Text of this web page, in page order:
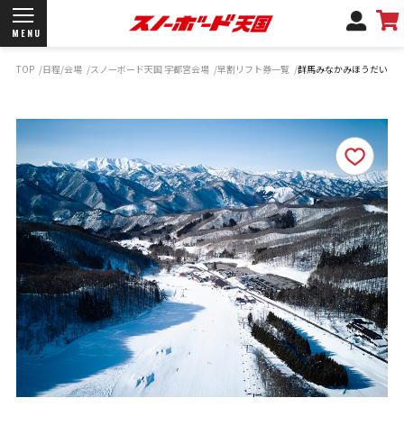
MENU
ブランド一覧
お知らせ
よくあるご質問
商品保証
サポートデスク
弊社名義の郵便について
新規会員登録
ログイン
TOP 日程/会場 スノーボード天国 宇都宮会場 早割リフト券一覧 群馬みなかみほうだいぎ